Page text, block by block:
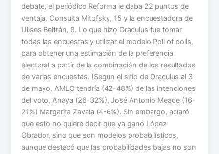
debate, el periódico Reforma le daba 22 puntos de
ventaja, Consulta Mitofsky, 15 y la encuestadora de
Ulises Beltrán, 8. Lo que hizo Oraculus fue tomar
todas las encuestas y utilizar el modelo Poll of polls,
para obtener una estimación de la preferencia
electoral a partir de la combinación de los resultados
de varias encuestas. (Según el sitio de Oraculus al 3
de mayo, AMLO tendría (42-48%) de las intenciones
del voto, Anaya (26-32%), José Antonio Meade (16-
21%) Margarita Zavala (4-6%). Sin embargo, aclaró
que esto no quiere decir que ya ganó López
Obrador, sino que son modelos probabilísticos,
aunque destacó que las probabilidades bajas no son